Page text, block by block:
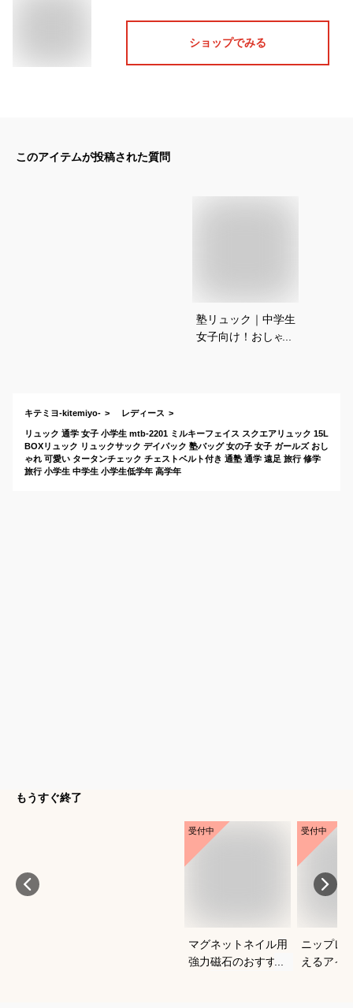
ショップでみる
このアイテムが投稿された質問
塾リュック｜中学生
女子向け！おしゃれ
キテミヨ-kitemiyo- レディース
リュック 通学 女子 小学生 mtb-2201 ミルキーフェイス スクエアリュック 15L
BOXリュック リュックサック デイパック 塾バッグ 女の子 女子 ガールズ おし
ゃれ 可愛い タータンチェック チェストベルト付き 通塾 通学 遠足 旅行 修学
旅行 小学生 中学生 小学生低学年 高学年
もうすぐ終了
受付中
マグネットネイル用
強力磁石のおすすめ
受付中
ニップレ
えるアイ